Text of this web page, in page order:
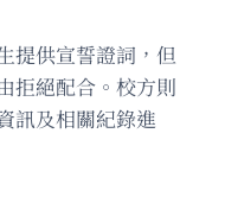
提供宣誓證詞，但
拒絕配合。校方則
訊及相關紀錄進